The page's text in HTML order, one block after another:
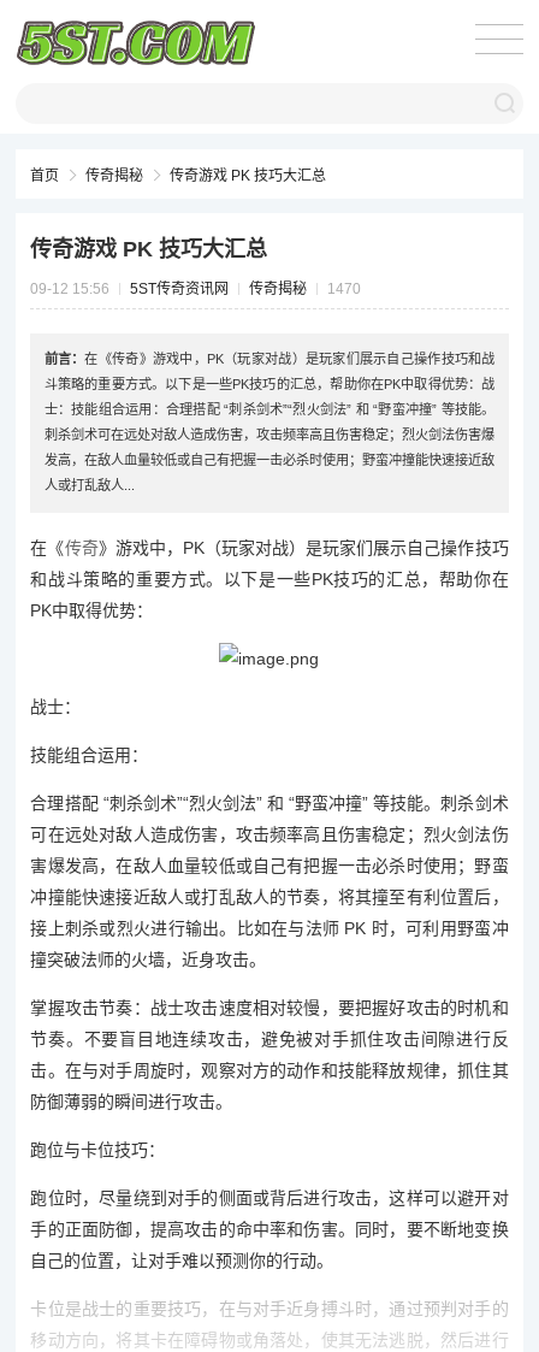
首页 传奇揭秘 传奇游戏 PK 技巧大汇总
传奇游戏 PK 技巧大汇总
09-12 15:56 5ST传奇资讯网 传奇揭秘 1470
前言：在《传奇》游戏中，PK（玩家对战）是玩家们展示自己操作技巧和战
斗策略的重要方式。以下是一些PK技巧的汇总，帮助你在PK中取得优势：战
士：技能组合运用：合理搭配 “刺杀剑术”“烈火剑法” 和 “野蛮冲撞” 等技能。
刺杀剑术可在远处对敌人造成伤害，攻击频率高且伤害稳定；烈火剑法伤害爆
发高，在敌人血量较低或自己有把握一击必杀时使用；野蛮冲撞能快速接近敌
人或打乱敌人...
在《传奇》游戏中，PK（玩家对战）是玩家们展示自己操作技巧
和战斗策略的重要方式。以下是一些PK技巧的汇总，帮助你在
PK中取得优势：
战士：
技能组合运用：
合理搭配 “刺杀剑术”“烈火剑法” 和 “野蛮冲撞” 等技能。刺杀剑术
可在远处对敌人造成伤害，攻击频率高且伤害稳定；烈火剑法伤
害爆发高，在敌人血量较低或自己有把握一击必杀时使用；野蛮
冲撞能快速接近敌人或打乱敌人的节奏，将其撞至有利位置后，
接上刺杀或烈火进行输出。比如在与法师 PK 时，可利用野蛮冲
撞突破法师的火墙，近身攻击。
掌握攻击节奏：战士攻击速度相对较慢，要把握好攻击的时机和
节奏。不要盲目地连续攻击，避免被对手抓住攻击间隙进行反
击。在与对手周旋时，观察对方的动作和技能释放规律，抓住其
防御薄弱的瞬间进行攻击。
跑位与卡位技巧：
跑位时，尽量绕到对手的侧面或背后进行攻击，这样可以避开对
手的正面防御，提高攻击的命中率和伤害。同时，要不断地变换
自己的位置，让对手难以预测你的行动。
卡位是战士的重要技巧，在与对手近身搏斗时，通过预判对手的
移动方向，将其卡在障碍物或角落处，使其无法逃脱，然后进行